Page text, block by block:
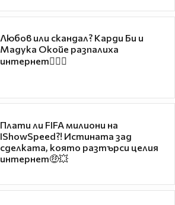
Любов или скандал? Карди Би и
Мадука Окойе разпалиха
интернет❤️‍🔥🔥
Плати ли FIFA милиони на
IShowSpeed?! Истината зад
сделката, която разтърси целия
интернет🤑💥